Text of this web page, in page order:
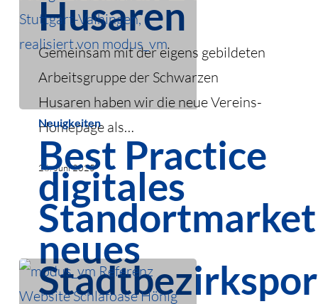
Husaren
Gemeinsam mit der eigens gebildeten
Arbeitsgruppe der Schwarzen
Husaren haben wir die neue Vereins-
Homepage als…
26. Juni 2025
Best
Practice
digitales
Standortmarketing:
neues
Stadtbezirksportal
Neuigkeiten
Best Practice
digitales
neues